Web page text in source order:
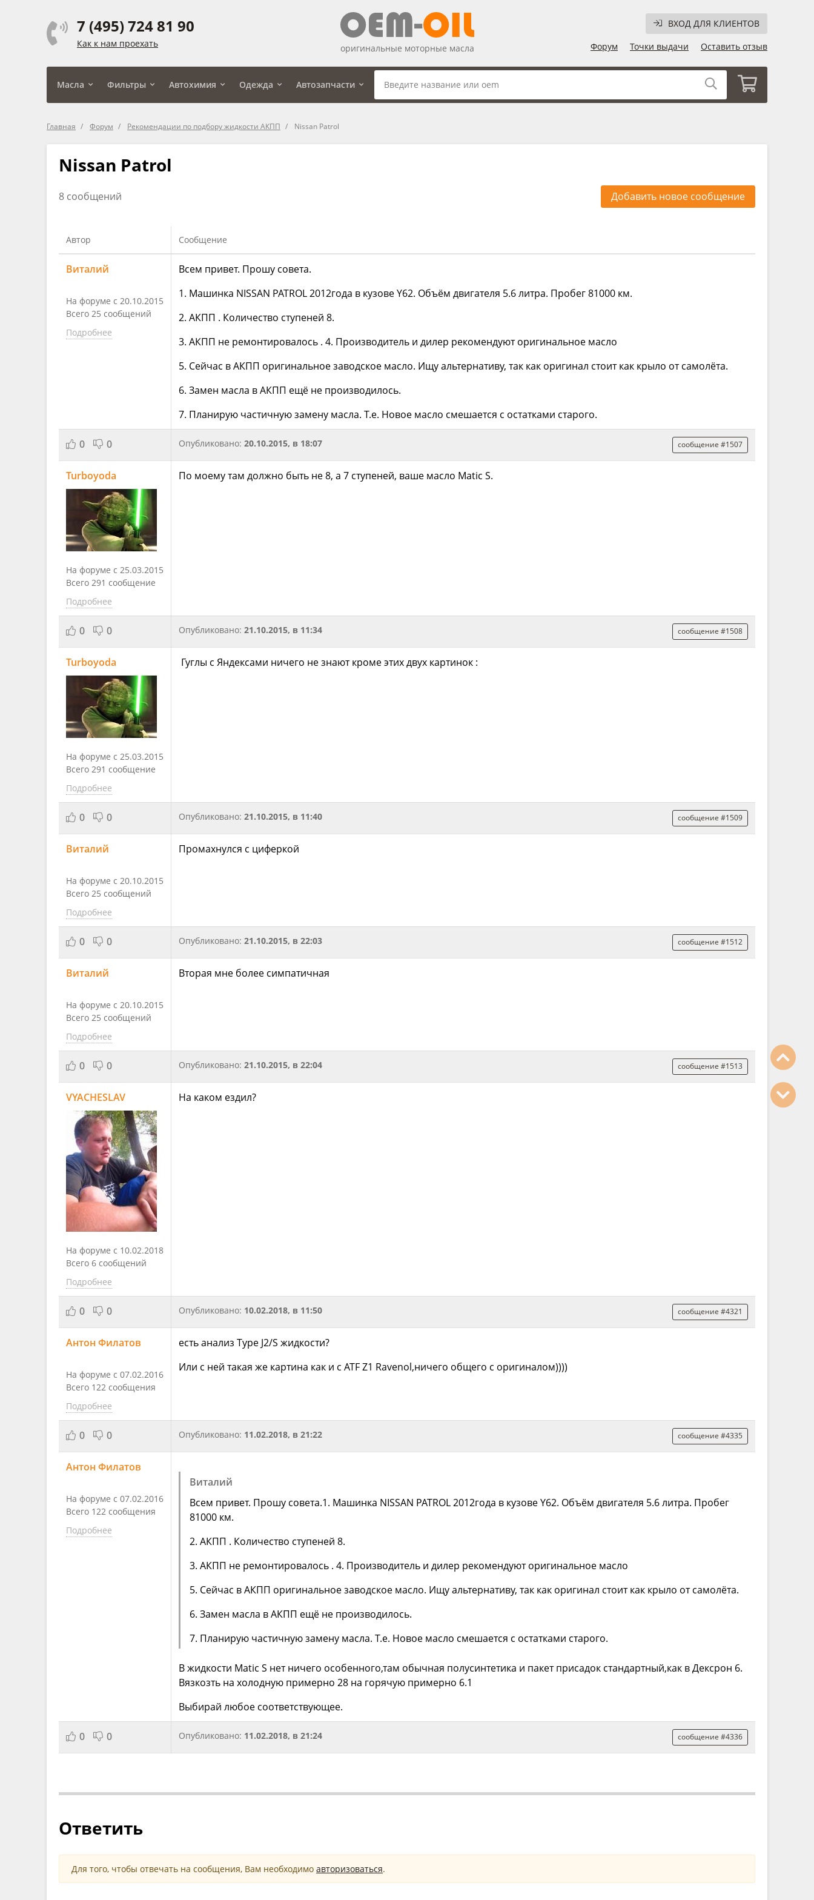
7 (495) 724 81 90
Как к нам проехать
ВХОД ДЛЯ КЛИЕНТОВ
Форум
Точки выдачи Оставить отзыв
оригинальные моторные масла
Масла Фильтры Автохимия Одежда Автозапчасти
Главная Форум Рекомендации по подбору жидкости АКПП Nissan Patrol
Nissan Patrol
8 сообщений Добавить новое сообщение
Автор Сообщение
Виталий
На форуме с 20.10.2015
Всего 25 сообщений
Подробнее
Всем привет. Прошу совета.
1. Машинка NISSAN PATROL 2012года в кузове Y62. Объём двигателя 5.6 литра. Пробег 81000 км.
2. АКПП . Количество ступеней 8.
3. АКПП не ремонтировалось . 4. Производитель и дилер рекомендуют оригинальное масло
5. Сейчас в АКПП оригинальное заводское масло. Ищу альтернативу, так как оригинал стоит как крыло от самолёта.
6. Замен масла в АКПП ещё не производилось.
7. Планирую частичную замену масла. Т.е. Новое масло смешается с остатками старого.
0 0 Опубликовано: 20.10.2015, в 18:07 сообщение #1507
Turboyoda
На форуме с 25.03.2015
Всего 291 сообщение
Подробнее
По моему там должно быть не 8, а 7 ступеней, ваше масло Matic S.
0 0 Опубликовано: 21.10.2015, в 11:34 сообщение #1508
Turboyoda
На форуме с 25.03.2015
Всего 291 сообщение
Подробнее
Гуглы с Яндексами ничего не знают кроме этих двух картинок :
0 0 Опубликовано: 21.10.2015, в 11:40 сообщение #1509
Виталий
На форуме с 20.10.2015
Всего 25 сообщений
Подробнее
Промахнулся с циферкой
0 0 Опубликовано: 21.10.2015, в 22:03 сообщение #1512
Виталий
На форуме с 20.10.2015
Всего 25 сообщений
Подробнее
Вторая мне более симпатичная
0 0 Опубликовано: 21.10.2015, в 22:04 сообщение #1513
VYACHESLAV
На форуме с 10.02.2018
Всего 6 сообщений
Подробнее
На каком ездил?
0 0 Опубликовано: 10.02.2018, в 11:50 сообщение #4321
Антон Филатов
На форуме с 07.02.2016
Всего 122 сообщения
Подробнее
есть анализ Type J2/S жидкости?
Или с ней такая же картина как и с ATF Z1 Ravenol,ничего общего с оригиналом))))
0 0 Опубликовано: 11.02.2018, в 21:22 сообщение #4335
Антон Филатов
На форуме с 07.02.2016
Всего 122 сообщения
Подробнее
Виталий
Всем привет. Прошу совета.1. Машинка NISSAN PATROL 2012года в кузове Y62. Объём двигателя 5.6 литра. Пробег
81000 км.
2. АКПП . Количество ступеней 8.
3. АКПП не ремонтировалось . 4. Производитель и дилер рекомендуют оригинальное масло
5. Сейчас в АКПП оригинальное заводское масло. Ищу альтернативу, так как оригинал стоит как крыло от самолёта.
6. Замен масла в АКПП ещё не производилось.
7. Планирую частичную замену масла. Т.е. Новое масло смешается с остатками старого.
В жидкости Matic S нет ничего особенного,там обычная полусинтетика и пакет присадок стандартный,как в Дексрон 6.
Вязкозть на холодную примерно 28 на горячую примерно 6.1
Выбирай любое соответствующее.
0 0 Опубликовано: 11.02.2018, в 21:24 сообщение #4336
Ответить
Для того, чтобы отвечать на сообщения, Вам необходимо авторизоваться.